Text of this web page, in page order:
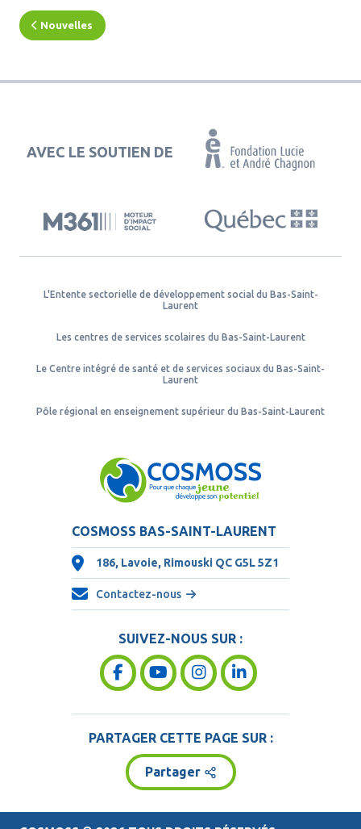
Nouvelles
AVEC LE SOUTIEN DE
L'Entente sectorielle de développement social du Bas-Saint-
Laurent
Les centres de services scolaires du Bas-Saint-Laurent
Le Centre intégré de santé et de services sociaux du Bas-Saint-
Laurent
Pôle régional en enseignement supérieur du Bas-Saint-Laurent
COSMOSS BAS-SAINT-LAURENT
186, Lavoie, Rimouski QC G5L 5Z1
Contactez-nous
SUIVEZ-NOUS SUR :
PARTAGER CETTE PAGE SUR :
Partager